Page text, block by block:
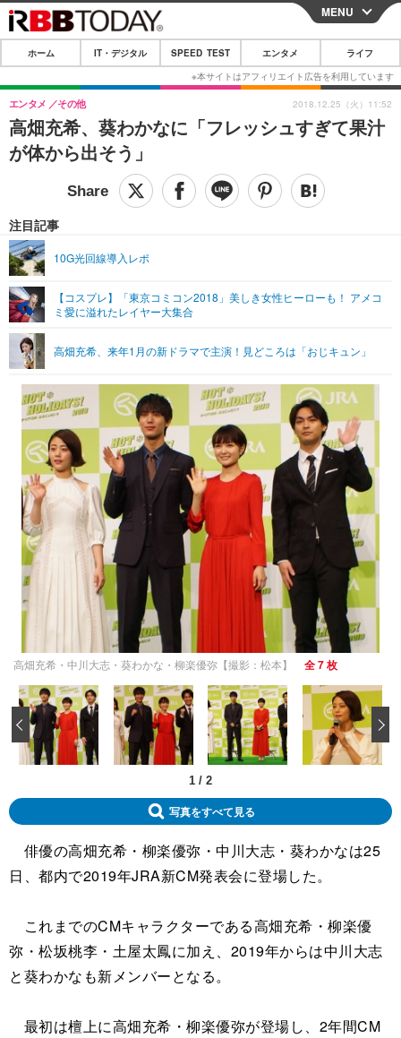
CLOSE
ホーム
IT・デジタル
IT・デジタルTOP スマートフォン
ネタ
ショッピング その他
SPEED TEST
エンタメTOP 映画・ドラマ
グラビア
ショッピング その他
ライフTOP
その他
リリース一覧
プッシュ通知の停止方法
MENU
ホーム IT・デジタル SPEED TEST エンタメ ライフ
高畑充希、葵わかなに「フレッシュすぎて果汁
が体から出そう」
エンタメ その他
注目記事
10G光回線導入レポ
【コスプレ】「東京コミコン2018」美しき女性ヒーローも！ アメコ
ミ愛に溢れたレイヤー大集合
高畑充希、来年1月の新ドラマで主演！見どころは「おじキュン」
2018.12.25（火）11:52
高畑充希・中川大志・葵わかな・柳楽優弥【撮影：松本】 全 7 枚
1 / 2
‹
写真をすべて見る
俳優の高畑充希・柳楽優弥・中川大志・葵わかなは25
日、都内で2019年JRA新CM発表会に登場した。
これまでのCMキャラクターである高畑充希・柳楽優
弥・松坂桃李・土屋太鳳に加え、2019年からは中川大志
と葵わかなも新メンバーとなる。
最初は檀上に高畑充希・柳楽優弥が登場し、2年間CM